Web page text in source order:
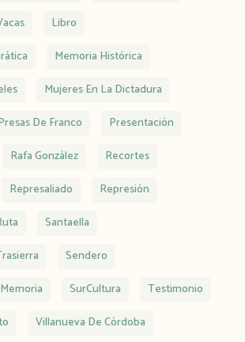
Libro
Memoria Histórica
Mujeres En La Dictadura
De Franco
Presentación
Rafa González
Recortes
Represaliado
Represión
Santaella
Sendero
SurCultura
Testimonio
Villanueva De Córdoba